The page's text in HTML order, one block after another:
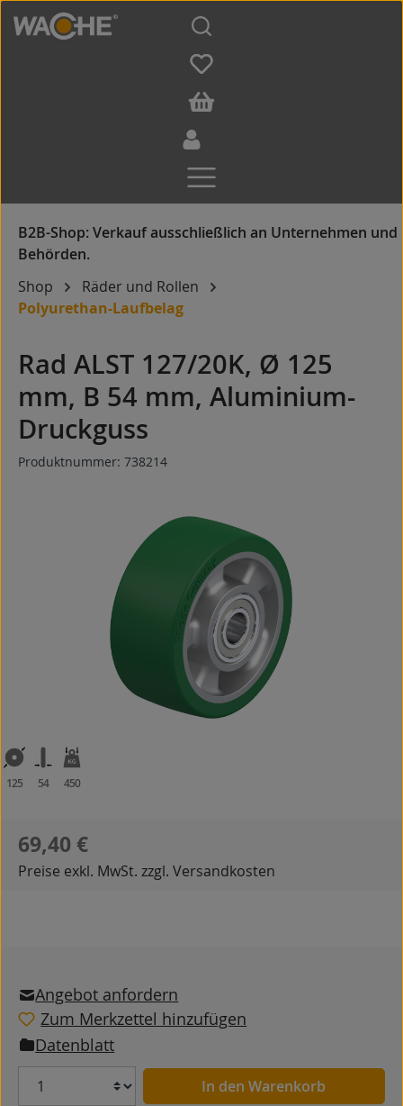
Zum Hauptinhalt springen
Shop
Räder und Rollen
Polyurethan-Laufbelag
Rad ALST 127/20K, Ø 125
mm, B 54 mm, Aluminium-
Druckguss
Produktnummer: 738214
Bildergalerie überspringen
125 54 450
Regulärer Preis:
69,40 €
Preise exkl. MwSt. zzgl. Versandkosten
Angebot anfordern
Zum Merkzettel hinzufügen
Datenblatt
Anzahl In den Warenkorb